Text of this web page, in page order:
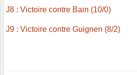
J8 : Victoire contre Bain (10/0)
J9 : Victoire contre Guignen (8/2)